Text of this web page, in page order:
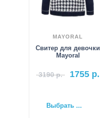
MAYORAL
Свитер для девочки
Mayoral
3190р. 1755 р.
Выбрать ...